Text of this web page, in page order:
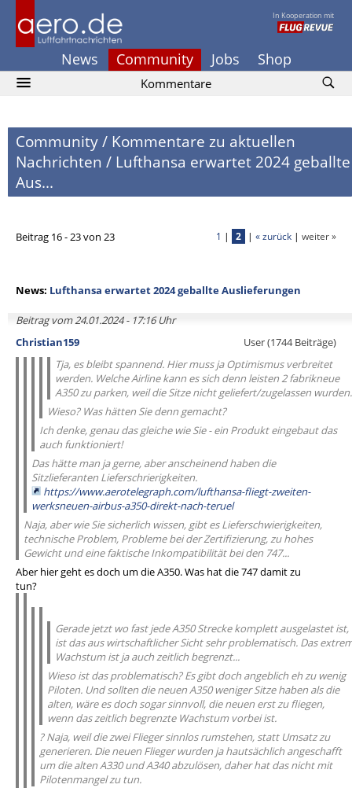
In Kooperation mit
News Community Jobs Shop
Kommentare
Community/ Kommentare zu aktuellen
Nachrichten / Lufthansa erwartet 2024 geballte
Aus...
Beitrag 16 - 23 von 23 1 | 2 | « zurück | weiter »
News: Lufthansa erwartet 2024 geballte Auslieferungen
Beitrag vom 24.01.2024 - 17:16 Uhr
Christian159
User (1744 Beiträge)
Tja, es bleibt spannend. Hier muss ja Optimismus verbreitet
werden. Welche Airline kann es sich denn leisten 2 fabrikneue
A350 zu parken, weil die Sitze nicht geliefert/zugelassen wurden.
Wieso? Was hätten Sie denn gemacht?
Ich denke, genau das gleiche wie Sie - ein Produkt eingebaut das
auch funktioniert!
Das hätte man ja gerne, aber anscheinend haben die
Sitzlieferanten Lieferschrierigkeiten.
https://www.aerotelegraph.com/lufthansa-fliegt-zweiten-
werksneuen-airbus-a350-direkt-nach-teruel
Naja, aber wie Sie sicherlich wissen, gibt es Lieferschwierigkeiten,
technische Problem, Probleme bei der Zertifizierung, zu hohes
Gewicht und eine faktische Inkompatibilität bei den 747...
Aber hier geht es doch um die A350. Was hat die 747 damit zu
tun?
Gerade jetzt wo fast jede A350 Strecke komplett ausgelastet ist,
ist das aus wirtschaftlicher Sicht sehr problematisch. Das
Wachstum ist ja auch zeitlich begrenzt...
Wieso ist das problematisch? Es gibt doch angeblich eh zu wenig
Piloten. Und sollten die neuen A350 weniger Sitze haben als die
alten, wäre es doch sogar sinnvoll, die neuen erst zu fliegen,
wenn das zeitlich begrenzte Wachstum vorbei ist.
? Naja, weil die zwei Flieger sinnlos rumstehen, statt Umsatz zu
generieren. Die neuen Flieger wurden ja hautsächlich angeschafft
um die alten A330 und A340 abzulösen, daher hat das nicht mit
Pilotenmangel zu tun.